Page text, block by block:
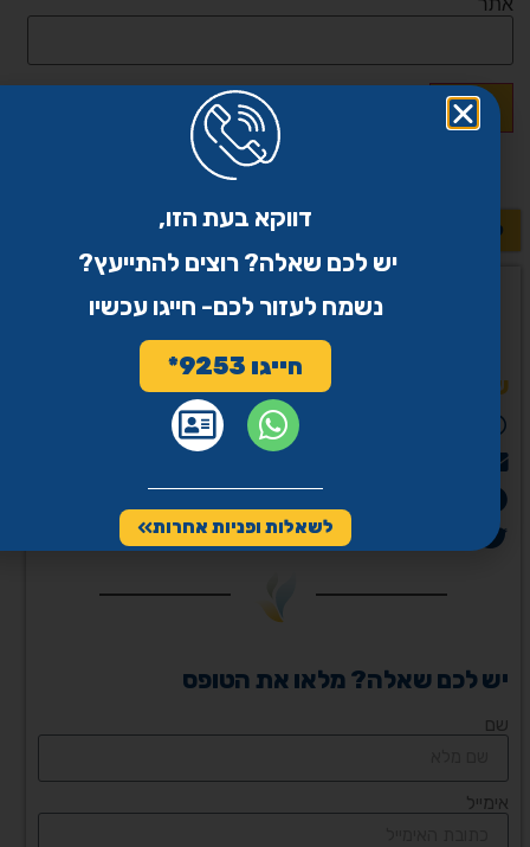
לשאלות נוספות >>
שיתוף
יש לכם שאלה? מלאו את הטופס
שם
אימייל
דווקא בעת הזו,
יש לכם שאלה? רוצים להתייעץ?
נשמח לעזור לכם- חייגו עכשיו
חייגו 9253*
לשאלות ופניות אחרות